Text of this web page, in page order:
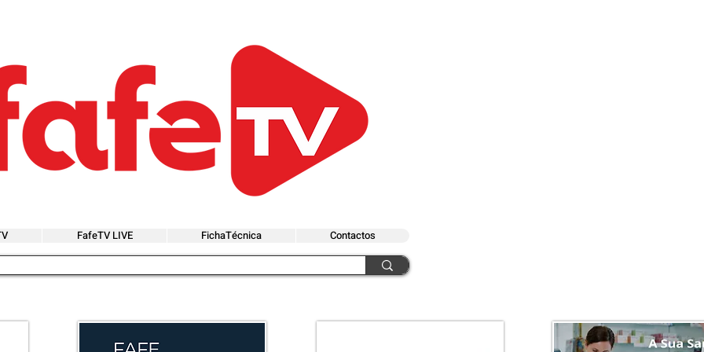
FafeTV LIVE FichaTécnica Contactos